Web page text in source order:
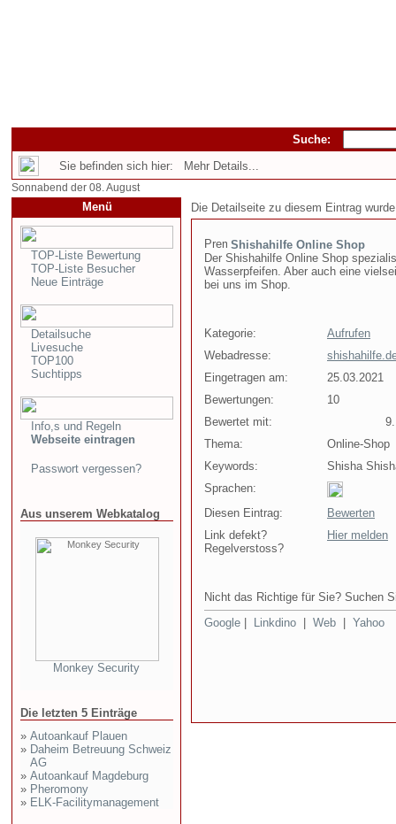
Suche:
Sie befinden sich hier: Mehr Details...
Sonnabend der 08. August
Menü
TOP-Liste Bewertung
TOP-Liste Besucher
Neue Einträge
Detailsuche
Livesuche
TOP100
Suchtipps
Info,s und Regeln
Webseite eintragen
Passwort vergessen?
Aus unserem Webkatalog
Monkey Security
Die letzten 5 Einträge
» Autoankauf Plauen
» Daheim Betreuung Schweiz
AG
» Autoankauf Magdeburg
» Pheromony
» ELK-Facilitymanagement
Die Detailseite zu diesem Eintrag
Shishahilfe Online Shop
Der Shishahilfe Online Shop
Wasserpfeifen. Aber auch eine
bei uns im Shop.
Kategorie:
Aufrufen
Webadresse:
Eingetragen am:
25.03.2021
Bewertungen:
10
Bewertet mit:
Thema:
Online-Shop
Keywords:
Shisha
Sprachen:
Diesen Eintrag:
Bewerten
Link defekt?
Regelverstoss?
Hier melden
Nicht das Richtige für Sie? Suchen
Google
Linkdino Web Yahoo